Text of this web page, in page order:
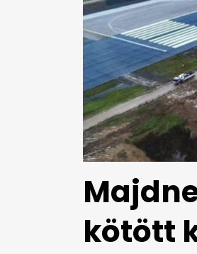
kötött